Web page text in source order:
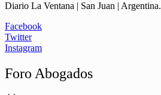
Diario La Ventana | San Juan | Argentina.
Facebook
Twitter
Instagram
Foro Abogados